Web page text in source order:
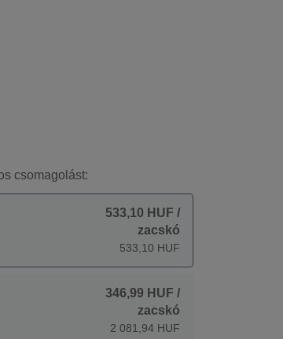
csomagolást:
533,10 HUF /
zacskó
533,10 HUF
346,99 HUF /
zacskó
2 081,94 HUF